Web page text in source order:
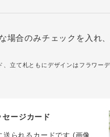
場合のみチェックを入れ
立て札ともにデザインはフラワー
セージカード
送られるカードです (画像